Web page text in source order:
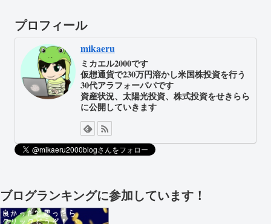
プロフィール
mikaeru
ミカエル2000です
仮想通貨で230万円溶かし米国株投資を行う
30代アラフォーパパです
資産状況、太陽光投資、株式投資をせきらら
に公開していきます
ブログランキングに参加しています！